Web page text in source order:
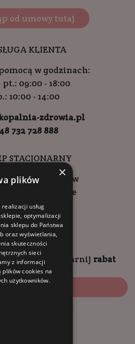
od umowy tutaj
KLIENTA
w godzinach:
pt.: 09:00 - 18:00
10:00 - 14:00
zdrowia.pl
732 728 888
STACJONARNY
6, Kraków
Buma Square
otwarcia:
- 18:00 (pon-pt)
- 14:00 (sob)
zgarnij rabat
Zapisz się
×
plików
usług
optymalizacji
sklepu do Państwa
oraz wyświetlania,
skuteczności
sieci
z informacji
cookies na
użytkowników.